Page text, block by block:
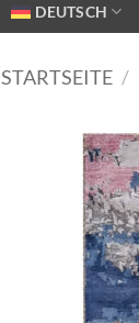
DEUTSCH
STARTSEITE /